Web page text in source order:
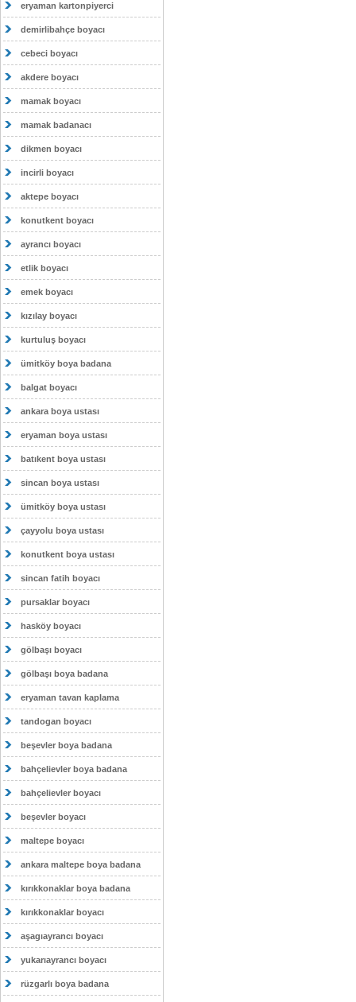
eryaman kartonpiyerci
demirlibahçe boyacı
cebeci boyacı
akdere boyacı
mamak boyacı
mamak badanacı
dikmen boyacı
incirli boyacı
aktepe boyacı
konutkent boyacı
ayrancı boyacı
etlik boyacı
emek boyacı
kızılay boyacı
kurtuluş boyacı
ümitköy boya badana
balgat boyacı
ankara boya ustası
eryaman boya ustası
batıkent boya ustası
sincan boya ustası
ümitköy boya ustası
çayyolu boya ustası
konutkent boya ustası
sincan fatih boyacı
pursaklar boyacı
hasköy boyacı
gölbaşı boyacı
gölbaşı boya badana
eryaman tavan kaplama
tandogan boyacı
beşevler boya badana
bahçelievler boya badana
bahçelievler boyacı
beşevler boyacı
maltepe boyacı
ankara maltepe boya badana
kırıkkonaklar boya badana
kırıkkonaklar boyacı
aşagıayrancı boyacı
yukarıayrancı boyacı
rüzgarlı boya badana